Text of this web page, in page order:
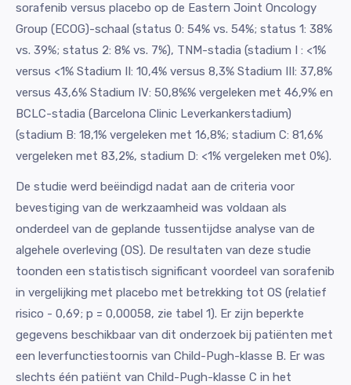
sorafenib versus placebo op de Eastern Joint Oncology
Group (ECOG)-schaal (status 0: 54% vs. 54%; status 1: 38%
vs. 39%; status 2: 8% vs. 7%), TNM-stadia (stadium I : <1%
versus <1% Stadium II: 10,4% versus 8,3% Stadium III: 37,8%
versus 43,6% Stadium IV: 50,8%% vergeleken met 46,9% en
BCLC-stadia (Barcelona Clinic Leverkankerstadium)
(stadium B: 18,1% vergeleken met 16,8%; stadium C: 81,6%
vergeleken met 83,2%, stadium D: <1% vergeleken met 0%).
De studie werd beëindigd nadat aan de criteria voor
bevestiging van de werkzaamheid was voldaan als
onderdeel van de geplande tussentijdse analyse van de
algehele overleving (OS). De resultaten van deze studie
toonden een statistisch significant voordeel van sorafenib
in vergelijking met placebo met betrekking tot OS (relatief
risico - 0,69; p = 0,00058, zie tabel 1). Er zijn beperkte
gegevens beschikbaar van dit onderzoek bij patiënten met
een leverfunctiestoornis van Child-Pugh-klasse B. Er was
slechts één patiënt van Child-Pugh-klasse C in het